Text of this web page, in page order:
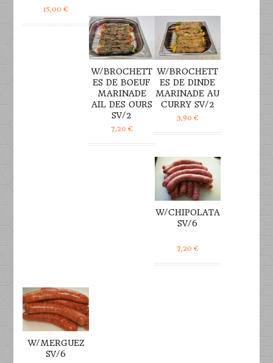
15,00€
W/BROCHETT
ES DE BOEUF
MARINADE
AIL DES OURS
SV/2
7,20 €
W/BROCHETT
ES DE DINDE
MARINADE AU
CURRY SV/2
3,90 €
W/CHIPOLATA
SV/6
7,20 €
W/MERGUEZ
SV/6